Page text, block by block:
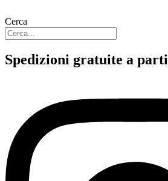
Cerca
Spedizioni gratuite a